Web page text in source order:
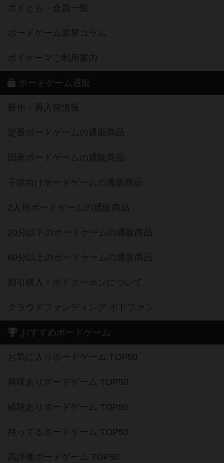
ボドとも・会員一覧
ボードゲーム業界コラム
ボドゲーマご利用案内
ボードゲーム通販
新作・再入荷情報
定番ボードゲームの通販商品
国産ボードゲームの通販商品
子供向けボードゲームの通販商品
2人用ボードゲームの通販商品
20分以下のボードゲームの通販商品
60分以上のボードゲームの通販商品
割引購入！ボドクーポンについて
クラウドファンディング ボドファン
おすすめボードゲーム
お気に入りボードゲーム TOP50
興味ありボードゲーム TOP50
経験ありボードゲーム TOP50
持ってるボードゲーム TOP50
高評価ボードゲーム TOP50